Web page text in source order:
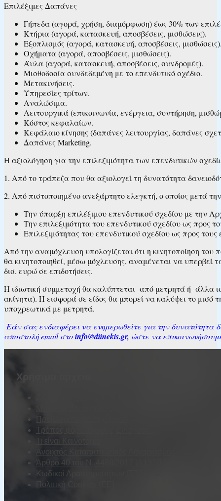
Επιλέξιμες Δαπάνες
Γήπεδα (αγορά, χρήση, διαμόρφωση) έως 30% των
Κτήρια (αγορά, κατασκευή, αποσβέσεις, μισθώσεις).
Εξοπλισμός (αγορά, κατασκευή, αποσβέσεις,
Οχήματα (αγορά, αποσβέσεις, μισθώσεις).
Άυλα (αγορά, κατασκευή, αποσβέσεις, συνδρομές).
Μισθοδοσία συνδεδεμένη με το επενδυτικό σχέδιο.
Μετακινήσεις.
Υπηρεσίες τρίτων.
Αναλώσιμα.
Λειτουργικά (επικοινωνία, ενέργεια, συντήρηση,
Κόστος κεφαλαίων.
Κεφάλαιο κίνησης (δαπάνες λειτουργίας, δαπάνες
Δαπάνες Marketing.
Η αξιολόγηση για την επιλεξιμότητα των επενδυτικών
1. Από το τράπεζα που θα αξιολογεί τη δυνατότητα
2. Από πιστοποιημένο ανεξάρτητο ελεγκτή, ο οποίος μετά
Την ύπαρξη επιλέξιμου επενδυτικού σχεδίου με την
Την επιλεξιμότητα του επενδυτικού σχεδίου ως προς
Επιλεξιμότητας του επενδυτικού σχεδίου ως προς
Από την αναμόχλευση υπολογίζεται ότι η κινητοποίηση του
θα κινητοποιηθεί, μέσω μόχλευσης, αναμένεται να
δισ. ευρώ σε επιδοτήσεις.
Η ιδιωτική συμμετοχή θα καλύπτεται από μετρητά ή άλλα
ακίνητα). Η εισφορά σε είδος θα μπορεί να καλύψει το μισό
υποχρεωτικά με μετρητά.
Εάν σας ενδιαφέρει να ενημερωθείτε για την δυνατότητα
αποστολή email στοinfo@diinekis.gr, ώστε να
Χρήσιμα αρχεία
Τρόπος φορολόγησης Ενίσχυσης
Τι είναι Καινοτομία
Ανοιχτός Καταπιστευτικός Λογαριασμός
Άρθρο 40 του Ν. 4488/2017 (Α137/13.09.2017)
Κωδικοί Δραστηριοτήτων (ΣΤΑΚΟΔ)
Πολιτική Cookies (ΕΕ)